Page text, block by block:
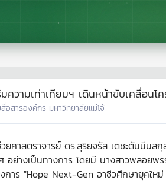
วามเท่าเทียมฯ เดินหน้าขับเคลื่อนโ
อสารองค์กร มหาวิทยาลัยแม่โจ้
ศาสตราจารย์ ดร.สุริยจรัส เตชะตันมีน
ศ อย่างเป็นทางการ โดยมี นางสาวพล
การ "Hope Next-Gen อาชีวศึกษายุคให